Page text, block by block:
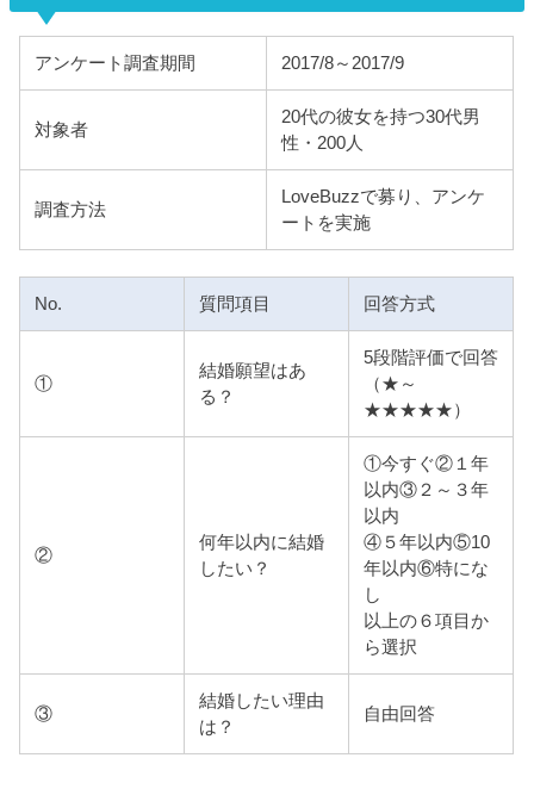
アンケート調査期間 2017/8～2017/9
対象者
20代の彼女を持つ30代男
性・200人
調査方法
LoveBuzzで募り、アンケ
ートを実施
No. 質問項目 回答方式
①
結婚願望はあ
る？
5段階評価で回答
（★～
★★★★★）
②
何年以内に結婚
したい？
①今すぐ②１年
以内③２～３年
以内
④５年以内⑤10
年以内⑥特にな
し
以上の６項目か
ら選択
③
結婚したい理由
は？
自由回答